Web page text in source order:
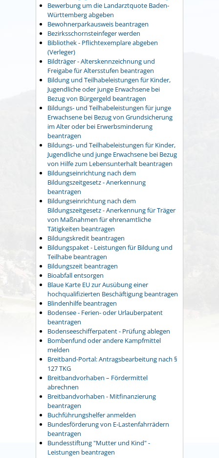
Bewerbung um die Landarztquote Baden-
Württemberg abgeben
Bewohnerparkausweis beantragen
Bezirksschornsteinfeger werden
Bibliothek - Pflichtexemplare abgeben
(Verleger)
Bildträger - Alterskennzeichnung und
Freigabe für Altersstufen beantragen
Bildung und Teilhabeleistungen für Kinder,
Jugendliche oder junge Erwachsene bei
Bezug von Bürgergeld beantragen
Bildungs- und Teilhabeleistungen für junge
Erwachsene bei Bezug von Grundsicherung
im Alter oder bei Erwerbsminderung
beantragen
Bildungs- und Teilhabeleistungen für Kinder,
Jugendliche und junge Erwachsene bei Bezug
von Hilfe zum Lebensunterhalt beantragen
Bildungseinrichtung nach dem
Bildungszeitgesetz - Anerkennung
beantragen
Bildungseinrichtung nach dem
Bildungszeitgesetz - Anerkennung für Träger
von Maßnahmen für ehrenamtliche
Tätigkeiten beantragen
Bildungskredit beantragen
Bildungspaket - Leistungen für Bildung und
Teilhabe beantragen
Bildungszeit beantragen
Bioabfall entsorgen
Blaue Karte EU zur Ausübung einer
hochqualifizierten Beschäftigung beantragen
Blindenhilfe beantragen
Bodensee - Ferien- oder Urlauberpatent
beantragen
Bodenseeschifferpatent - Prüfung ablegen
Bombenfund oder andere Kampfmittel
melden
Breitband-Portal: Antragsbearbeitung nach §
127 TKG
Breitbandvorhaben – Fördermittel
abrechnen
Breitbandvorhaben - Mitfinanzierung
beantragen
Buchführungshelfer anmelden
Bundesförderung von E-Lastenfahrrädern
beantragen
Bundesstiftung "Mutter und Kind" -
Leistungen beantragen